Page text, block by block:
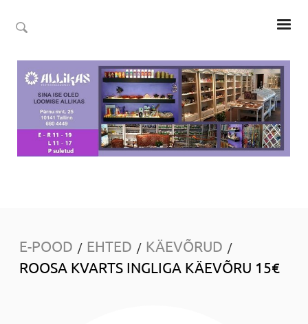
E-POOD / EHTED / KÄEVÕRUD /
ROOSA KVARTS INGLIGA KÄEVÕRU 15€